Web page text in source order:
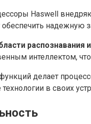
Haswell
надежную
распознавания
интеллектом,
делает
в своих